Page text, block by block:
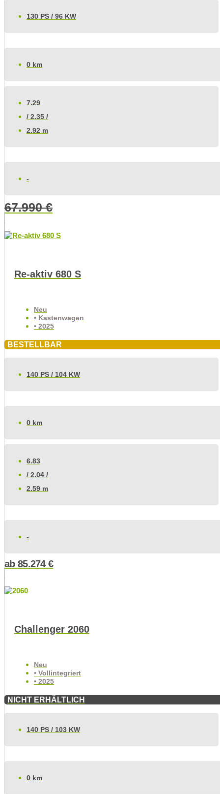
130 PS / 96 KW
0 km
7.29
/ 2.35 /
2.92 m
-
67.990€
Re-aktiv 680 S
Neu
• Kastenwagen
• 2025
BESTELLBAR
140 PS / 104 KW
0 km
6.83
/ 2.04 /
2.59 m
-
ab 85.274€
Challenger 2060
Neu
• Vollintegriert
• 2025
NICHT ERHÄLTLICH
140 PS / 103 KW
0 km